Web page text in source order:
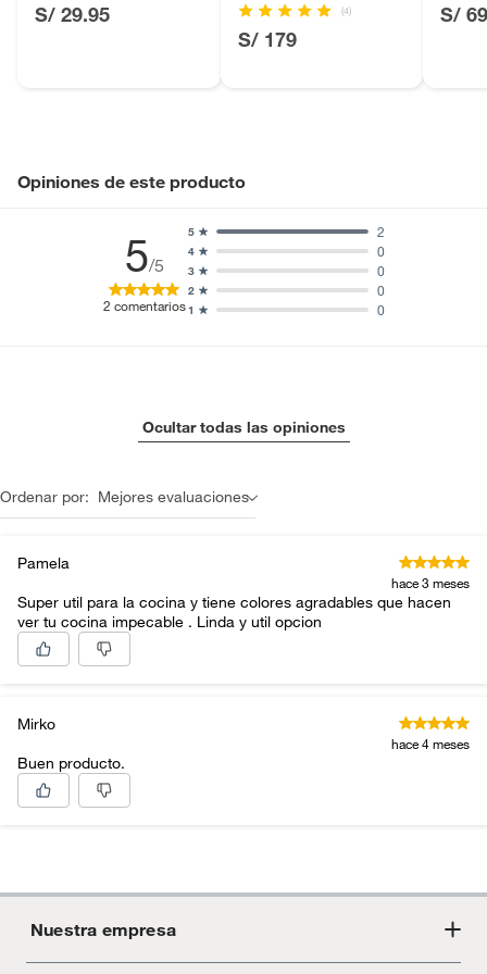
S/ 29.95 (4)
S/ 179
S/
Opiniones de este producto
5/5
2 comentarios1 0
2 0
3 0
4 0
5 2
Ocultar todas las opiniones
Ordenar por: Mejores evaluaciones
Pamela
hace 3 meses
Super util para la cocina y tiene colores agradables que hacen
ver tu cocina impecable . Linda y util opcion
Mirko
hace 4 meses
Buen producto.
Nuestra empresa